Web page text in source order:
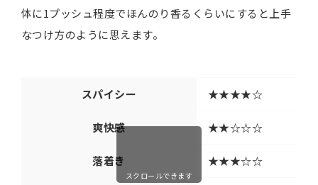
体に1プッシュ程度でほんのり香るくらいにすると上手
なつけ方のように思えます。
スパイシー ★★★★☆
爽快感 ★★☆☆☆
落着き ★★★☆☆
スクロールできます